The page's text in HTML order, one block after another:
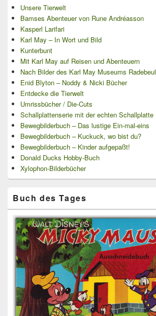
Unsere Tierwelt
Bamses Abenteuer von Rune Andréasson
Kasperl Larifari
Karl May – In Wort und Bild
Kunterbunt
Mit Karl May auf Reisen und Abenteuern
Nach Bilder des Karl May Museums Radebeul
Enid Blyton – Noddy & Nicki Bücher
Entdecke die Tierwelt
Umrissbücher / Die-Cuts
Schallplattenserie mit der echten Schallplatte
Bewegbilderbuch – Das lustige Ein-mal-eins
Bewegbilderbuch – Kuckuck, wo bist du?
Bewegbilderbuch – Kinder aufgepaßt!
Donald Ducks Hobby-Buch
Xylophon-Bilderbücher
Buch des Tages